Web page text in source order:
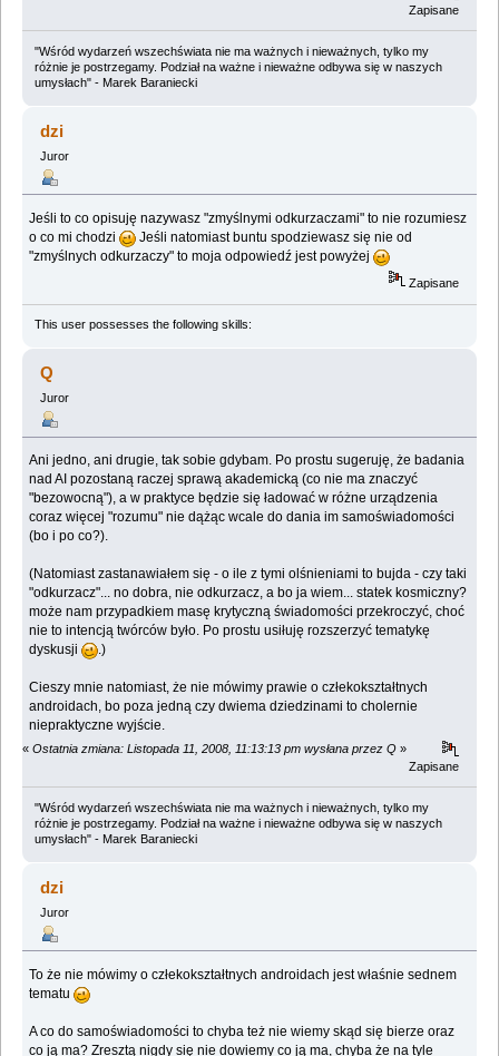
Zapisane
"Wśród wydarzeń wszechświata nie ma ważnych i nieważnych, tylko my
różnie je postrzegamy. Podział na ważne i nieważne odbywa się w naszych
umysłach" - Marek Baraniecki
dzi
Juror
Jeśli to co opisuję nazywasz "zmyślnymi odkurzaczami" to nie rozumiesz
o co mi chodzi
Jeśli natomiast buntu spodziewasz się nie od
"zmyślnych odkurzaczy" to moja odpowiedź jest powyżej
Zapisane
This user possesses the following skills:
Q
Juror
Ani jedno, ani drugie, tak sobie gdybam. Po prostu sugeruję, że badania
nad AI pozostaną raczej sprawą akademicką (co nie ma znaczyć
"bezowocną"), a w praktyce będzie się ładować w różne urządzenia
coraz więcej "rozumu" nie dążąc wcale do dania im samoświadomości
(bo i po co?).
(Natomiast zastanawiałem się - o ile z tymi olśnieniami to bujda - czy taki
"odkurzacz"... no dobra, nie odkurzacz, a bo ja wiem... statek kosmiczny?
może nam przypadkiem masę krytyczną świadomości przekroczyć, choć
nie to intencją twórców było. Po prostu usiłuję rozszerzyć tematykę
dyskusji
.)
Cieszy mnie natomiast, że nie mówimy prawie o człekokształtnych
androidach, bo poza jedną czy dwiema dziedzinami to cholernie
niepraktyczne wyjście.
« Ostatnia zmiana: Listopada 11, 2008, 11:13:13 pm wysłana przez Q »
Zapisane
"Wśród wydarzeń wszechświata nie ma ważnych i nieważnych, tylko my
różnie je postrzegamy. Podział na ważne i nieważne odbywa się w naszych
umysłach" - Marek Baraniecki
dzi
Juror
To że nie mówimy o człekokształtnych androidach jest właśnie sednem
tematu
A co do samoświadomości to chyba też nie wiemy skąd się bierze oraz
co ją ma? Zresztą nigdy się nie dowiemy co ją ma, chyba że na tyle